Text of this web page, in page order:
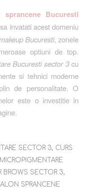
sprancene Bucuresti
invatati acest domeniu
Bucuresti, zonele
optiuni de top.
Bucuresti sector 3cu
si tehnici moderne
de personalitate. O
este o investitie in
SECTOR 3, CURS
MICROPIGMENTARE
BROWS SECTOR 3,
SPRANCENE